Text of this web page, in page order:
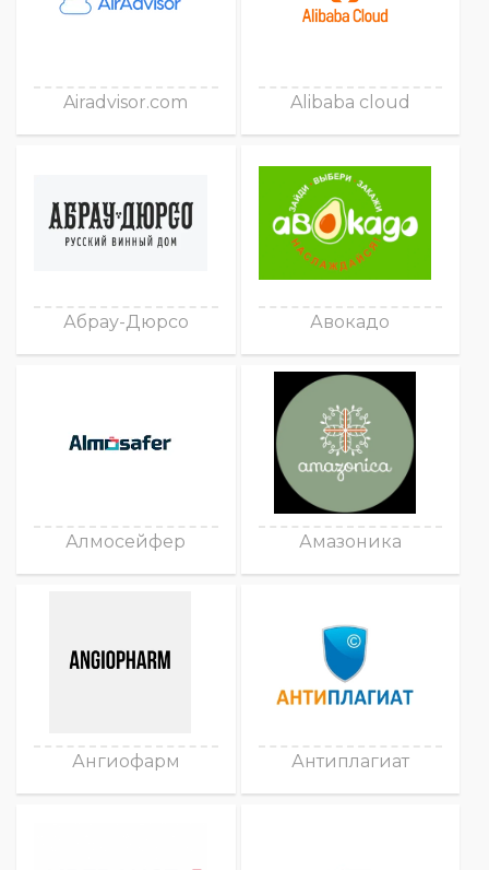
Airadvisor.com Alibaba cloud
Абрау-Дюрсо Авокадо
Алмосейфер Амазоника
Ангиофарм Антиплагиат